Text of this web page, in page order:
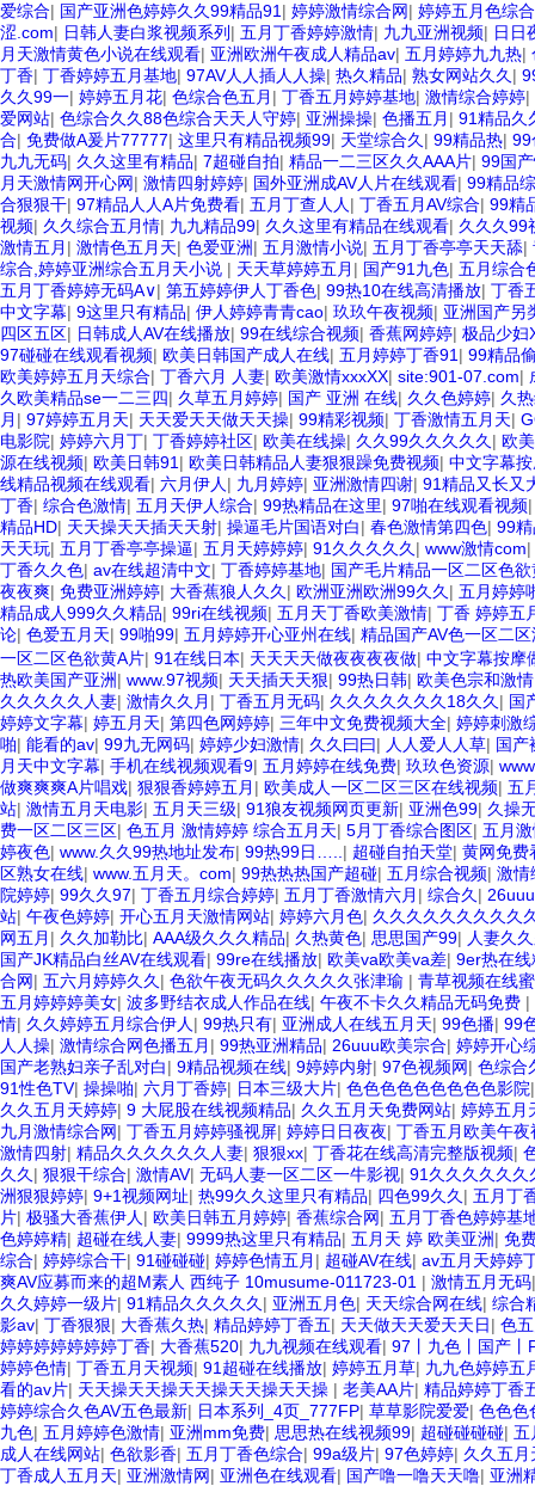
爱综合| 国产亚洲色婷婷久久99精品91 | 婷婷激情综合网| 婷婷五月色综合
涩.com| 日韩人妻白浆视频系列 | 五月丁香婷婷激情| 九九亚洲视频| 日日
月天激情黄色小说在线观看| 亚洲欧洲午夜成人精品av| 五月婷婷九九热|
丁香| 丁香婷婷五月基地| 97AV人人插人人操| 热久精品| 熟女网站久久 |
久久99一| 婷婷五月花| 色综合色五月 | 丁香五月婷婷基地| 激情综合婷婷|
爱网站| 色综合久久88色综合天天人守婷| 亚洲操操| 色播五月 | 91精品久
合| 免费做A爰片77777| 这里只有精品视频99| 天堂综合久 | 99精品热| 99
九九无码| 久久这里有精品| 7超碰自拍| 精品一二三区久久AAA片| 99国
月天激情网开心网| 激情四射婷婷| 国外亚洲成AV人片在线观看| 99精品
合狠狠干| 97精品人人A片免费看| 五月丁查人人 | 丁香五月AV综合| 99精
视频| 久久综合五月情| 九九精品99| 久久这里有精品在线观看| 久久久99
激情五月 | 激情色五月天| 色爱亚洲| 五月激情小说| 五月丁香亭亭天天舔|
综合,婷婷亚洲综合五月天小说 | 天天草婷婷五月 | 国产91九色| 五月综合
五月丁香婷婷无码A∨| 第五婷婷伊人丁香色| 99热10在线高清播放| 丁香
中文字幕| 9这里只有精品| 伊人婷婷青青cao| 玖玖午夜视频| 亚洲国产另
四区五区| 日韩成人AV在线播放| 99在线综合视频| 香蕉网婷婷| 极品少妇
97碰碰在线观看视频| 欧美日韩国产成人在线| 五月婷婷丁香91 | 99精品
欧美婷婷五月天综合| 丁香六月 人妻| 欧美激情xxxXX| site:901-07.com|
久欧美精品se一二三四| 久草五月婷婷| 国产 亚洲 在线| 久久色婷婷| 久
月 | 97婷婷五月天| 天天爱天天做天天操| 99精彩视频| 丁香激情五月天|
电影院| 婷婷六月丁| 丁香婷婷社区| 欧美在线操| 久久99久久久久久 | 欧
源在线视频| 欧美日韩91 | 欧美日韩精品人妻狠狠躁免费视频| 中文字幕
线精品视频在线观看| 六月伊人 | 九月婷婷| 亚洲激情四谢| 91精品又长又
丁香| 综合色激情| 五月天伊人综合| 99热精品在这里| 97啪在线观看视频
精品HD| 天天操天天插天天射| 操逼毛片国语对白| 春色激情第四色| 99
天天玩| 五月丁香亭亭操逼| 五月天婷婷婷| 91久久久久久 | www激情com|
丁香久久色| av在线超清中文| 丁香婷婷基地| 国产毛片精品一区二区色
夜夜爽| 免费亚洲婷婷| 大香蕉狼人久久 | 欧洲亚洲欧洲99久久 | 五月婷婷
精品成人999久久精品| 99ri在线视频| 五月天丁香欧美激情| 丁香 婷婷五
论| 色爱五月天| 99啪99| 五月婷婷开心亚州在线| 精品国产AV色一区二
一区二区色欲黄A片| 91在线日本| 天天天天做夜夜夜夜做| 中文字幕按摩
热欧美国产亚洲| www.97视频| 天天插天天狠| 99热日韩| 欧美色宗和激情
久久久久久人妻| 激情久久月 | 丁香五月无码| 久久久久久久久18久久 | 国
婷婷文字幕| 婷五月天| 第四色网婷婷| 三年中文免费视频大全| 婷婷刺激
啪| 能看的av| 99九无网码| 婷婷少妇激情| 久久曰曰| 人人爱人人草| 国产
月天中文字幕| 手机在线视频观看9| 五月婷婷在线免费| 玖玖色资源|
做爽爽爽A片唱戏| 狠狠香婷婷五月 | 欧美成人一区二区三区在线视频| 五
站| 激情五月天电影| 五月天三级| 91狼友视频网页更新| 亚洲色99| 久操
费一区二区三区| 色五月 激情婷婷 综合五月天| 5月丁香综合图区| 五月
婷夜色| www.久久99热地址发布| 99热99日….. | 超碰自拍天堂| 黄网免费
区熟女在线| www.五月天。com| 99热热热国产超碰| 五月综合视频| 激情
院婷婷| 99久久97| 丁香五月综合婷婷| 五月丁香激情六月 | 综合久 |
站| 午夜色婷婷| 开心五月天激情网站| 婷婷六月色| 久久久久久久久久久
网五月 | 久久加勒比| AAA级久久久精品| 久热黄色| 思思国产99| 人妻久
国产JK精品白丝AV在线观看| 99re在线播放| 欧美va欧美va差| 9er热在
合网| 五六月婷婷久久 | 色欲午夜无码久久久久久张津瑜 | 青草视频在线
五月婷婷婷美女| 波多野结衣成人作品在线| 午夜不卡久久精品无码免费 |
情| 久久婷婷五月综合伊人 | 99热只有| 亚洲成人在线五月天| 99色播| 99
人人操| 激情综合网色播五月 | 99热亚洲精品| 26uuu欧美宗合| 婷婷开心
国产老熟妇亲子乱对白| 9精品视频在线| 9婷婷内射| 97色视频网| 色综合
91性色TV| 操操啪| 六月丁香婷| 日本三级大片| 色色色色色色色色色影院
久久五月天婷婷| 9 大屁股在线视频精品| 久久五月天免费网站| 婷婷五月
九月激情综合网| 丁香五月婷婷骚视屏| 婷婷日日夜夜| 丁香五月欧美午夜
激情四射| 精品久久久久久久人妻| 狠狠xx| 丁香花在线高清完整版视频|
久久 | 狠狠干综合| 激情AV| 无码人妻一区二区一牛影视| 91久久久久久久
洲狠狠婷婷| 9+1视频网址| 热99久久这里只有精品| 四色99久久 | 五月丁
片| 极骚大香蕉伊人 | 欧美日韩五月婷婷| 香蕉综合网| 五月丁香色婷婷基
色婷婷精| 超碰在线人妻| 9999热这里只有精品| 五月天 婷 欧美亚洲| 免
综合| 婷婷综合干| 91碰碰碰| 婷婷色情五月 | 超碰AV在线| av五月天婷婷
爽AV应募而来的超M素人 西纯子 10musume-011723-01 | 激情五月无码
久久婷婷一级片| 91精品久久久久久 | 亚洲五月色| 天天综合网在线| 综合
影av| 丁香狠狠| 大香蕉久热| 精品婷婷丁香五| 天天做天天爱天天日| 色
婷婷婷婷婷婷婷丁香| 大香蕉520| 九九视频在线观看| 97丨九色丨国产丨
婷婷色情| 丁香五月天视频| 91超碰在线播放| 婷婷五月草| 九九色婷婷五
看的av片| 天天操天天操天天操天天操天天操 | 老美AA片| 精品婷婷丁香
婷婷综合久色AV五色最新| 日本系列_4页_777FP| 草草影院爱爱| 色色色
九色| 五月婷婷色激情| 亚洲mm免费| 思思热在线视频99| 超碰碰碰碰| 五
成人在线网站| 色欲影香| 五月丁香色综合| 99a级片| 97色婷婷| 久久五
丁香成人五月天| 亚洲激情网| 亚洲色在线观看| 国产噜一噜天天噜| 亚洲